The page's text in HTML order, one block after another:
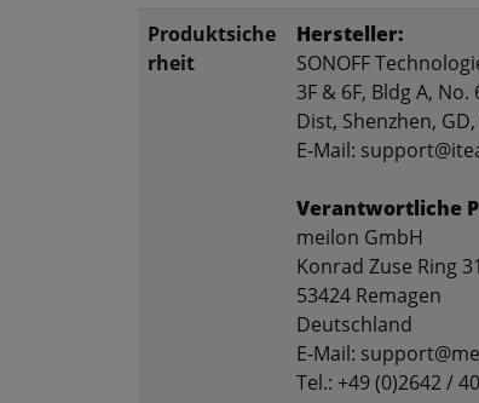
Produktsiche
rheit
Hersteller:
SONOFF
3F & 6F, Bldg A,
Dist, Shenzhen,
E-Mail:
Verantwortliche
meilon GmbH
Konrad Zuse Ring 31
53424 Remagen
Deutschland
E-Mail:
Tel.: +49 (0)2642 /